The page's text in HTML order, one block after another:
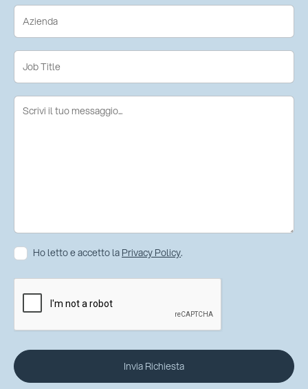
Ho letto e accetto la Privacy Policy.